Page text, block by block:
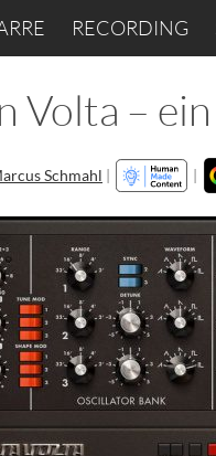
RECORDING
Volta –
Schmahl | |